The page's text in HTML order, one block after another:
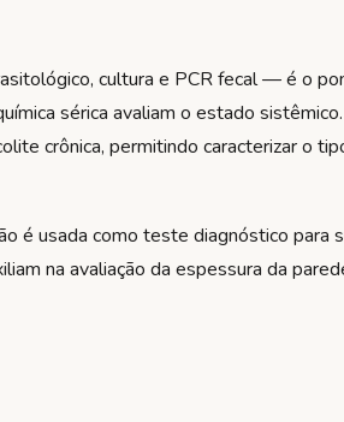
cultura e PCR fecal — é o
sérica avaliam o estado
crônica, permitindo caracterizar o
é usada como teste diagnóstico para
na avaliação da espessura da